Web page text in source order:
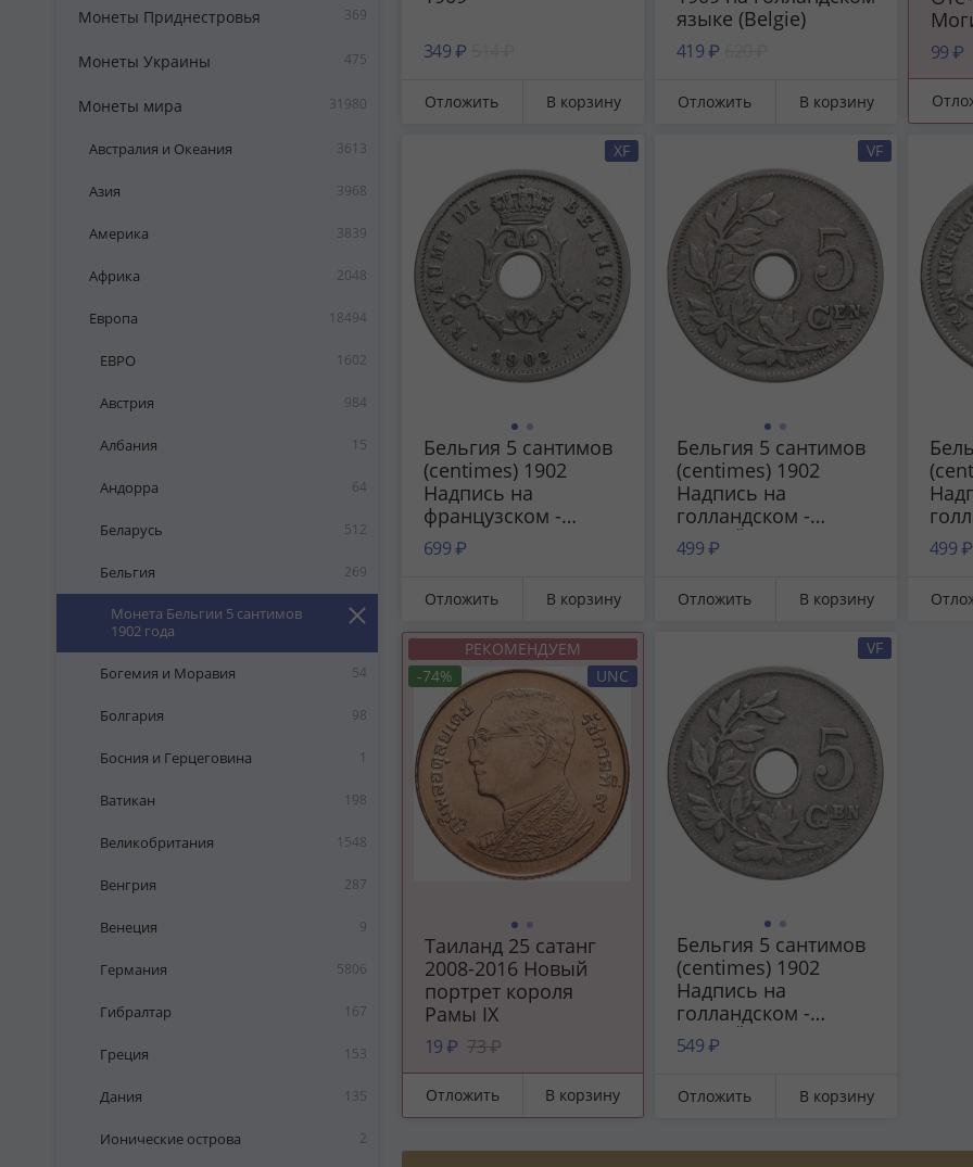
Монеты Приднестровья 369
Монеты Украины 475
Монеты мира 31980
Австралия и Океания 3613
Азия 3968
Америка 3839
Африка 2048
Европа 18494
ЕВРО 1602
Австрия 984
Албания 15
Андорра 64
Беларусь 512
Бельгия
Монета Бельгии 5 сантимов
1902 года
269
Богемия и Моравия 54
Болгария 98
Босния и Герцеговина 1
Ватикан 198
Великобритания 1548
Венгрия 287
Венеция 9
Германия 5806
Гибралтар 167
Греция 153
Дания 135
Ионические острова 2
349 ₽
Отложить В корзину
языке (Belgie)
419 ₽
Отложить В корзину
99 ₽
XF
Бельгия 5 сантимов
(centimes) 1902
Надпись на
французском -
'BELGIQUE'
699 ₽
Отложить В корзину
VF
Бельгия 5 сантимов
(centimes) 1902
Надпись на
голландском -
'BELGIË'
499 ₽
Отложить В корзину
499 ₽
РЕКОМЕНДУЕМ
-74%
UNC
Таиланд 25 сатанг
2008-2016 Новый
портрет короля
Рамы IX
19 ₽ 73 ₽
Отложить В корзину
VF
Бельгия 5 сантимов
(centimes) 1902
Надпись на
голландском -
'BELGIË'
549 ₽
Отложить В корзину